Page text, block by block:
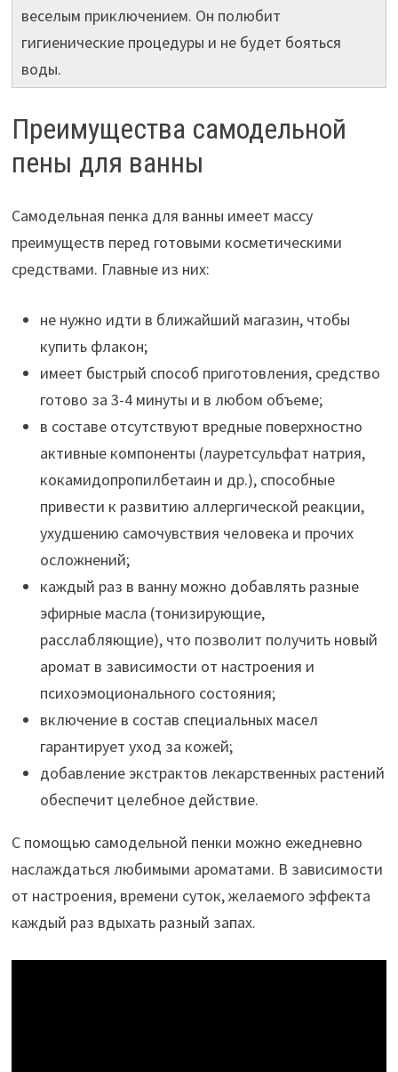
веселым приключением. Он полюбит
гигиенические процедуры и не будет бояться
воды.
Преимущества самодельной
пены для ванны
Самодельная пенка для ванны имеет массу
преимуществ перед готовыми косметическими
средствами. Главные из них:
не нужно идти в ближайший магазин, чтобы
купить флакон;
имеет быстрый способ приготовления, средство
готово за 3-4 минуты и в любом объеме;
в составе отсутствуют вредные поверхностно
активные компоненты (лауретсульфат натрия,
кокамидопропилбетаин и др.), способные
привести к развитию аллергической реакции,
ухудшению самочувствия человека и прочих
осложнений;
каждый раз в ванну можно добавлять разные
эфирные масла (тонизирующие,
расслабляющие), что позволит получить новый
аромат в зависимости от настроения и
психоэмоционального состояния;
включение в состав специальных масел
гарантирует уход за кожей;
добавление экстрактов лекарственных растений
обеспечит целебное действие.
С помощью самодельной пенки можно ежедневно
наслаждаться любимыми ароматами. В зависимости
от настроения, времени суток, желаемого эффекта
каждый раз вдыхать разный запах.